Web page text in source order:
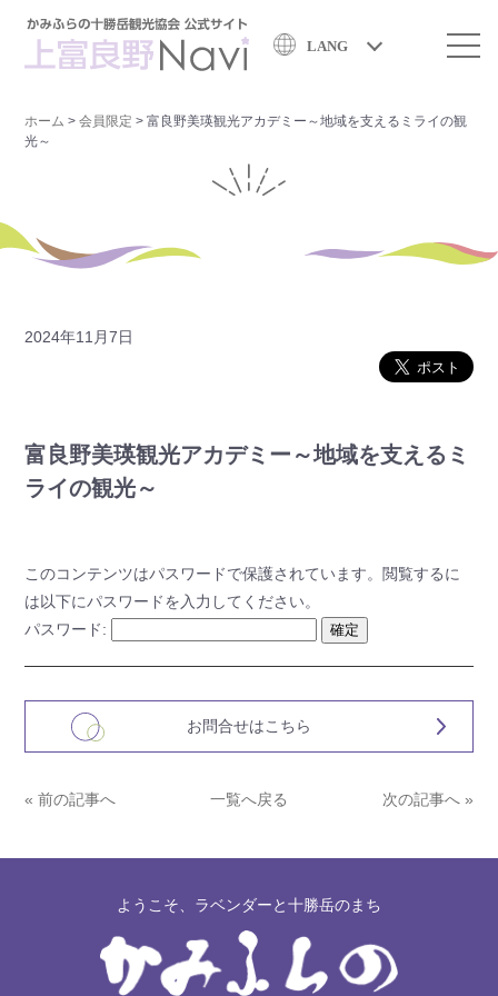
LANG
ホーム >会員限定 >富良野美瑛観光アカデミー～地域を支えるミライの観
光～
2024年11月7日
富良野美瑛観光アカデミー～地域を支えるミ
ライの観光～
このコンテンツはパスワードで保護されています。閲覧するに
は以下にパスワードを入力してください。
パスワード:
お問合せはこちら
« 前の記事へ 一覧へ戻る 次の記事へ »
ようこそ、ラベンダーと十勝岳のまち